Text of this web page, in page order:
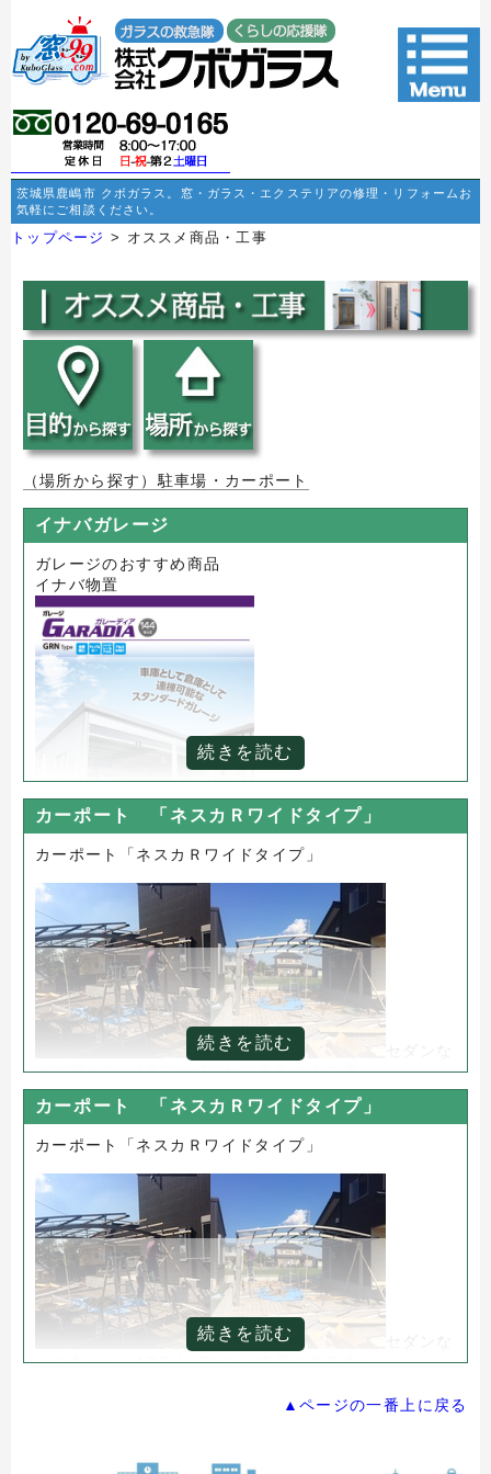
茨城県鹿嶋市 クボガラス。窓・ガラス・エクステリアの修理・リフォームお
気軽にご相談ください。
トップページ > オススメ商品・工事
（場所から探す）駐車場・カーポート
イナバガレージ
ガレージのおすすめ商品
イナバ物置
イナバホームページ
続きを読む
カーポート 「ネスカＲワイドタイプ」
カーポート「ネスカＲワイドタイプ」
どの車から、1BOXやRVなど車高のある車へ
将来を見越してカーポートは余裕の柱の高さを選ぶ方
が
増えています。
そこでネスカは、従来H18だった標準柱の高さをH22
に設定。
さらに、ロング柱、H28柱もご用意しています。
カーポートはクルマを日差しや風雨から守るという役
割はもちろん、
建物に調和して表情を加えてくれます。
残念ながら、完成写真がないので、最後はイメージ写
続きを読む
カーポート 「ネスカＲワイドタイプ」
カーポート「ネスカＲワイドタイプ」
どの車から、1BOXやRVなど車高のある車へ
そこでネスカは、従来H18だった標準柱の高さをH22
続きを読む
▲ページの一番上に戻る